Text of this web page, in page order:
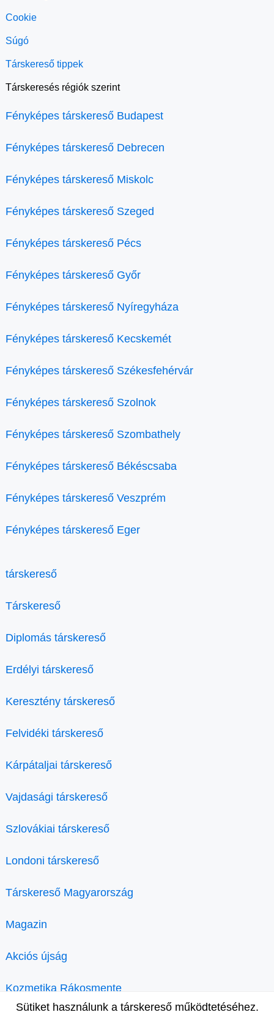
Cookie
Súgó
Társkereső tippek
Társkeresés régiók szerint
Fényképes társkereső Budapest
Fényképes társkereső Debrecen
Fényképes társkereső Miskolc
Fényképes társkereső Szeged
Fényképes társkereső Pécs
Fényképes társkereső Győr
Fényképes társkereső Nyíregyháza
Fényképes társkereső Kecskemét
Fényképes társkereső Székesfehérvár
Fényképes társkereső Szolnok
Fényképes társkereső Szombathely
Fényképes társkereső Békéscsaba
Fényképes társkereső Veszprém
Fényképes társkereső Eger
társkereső
Társkereső
Diplomás társkereső
Erdélyi társkereső
Keresztény társkereső
Felvidéki társkereső
Kárpátaljai társkereső
Vajdasági társkereső
Szlovákiai társkereső
Londoni társkereső
Társkereső Magyarország
Magazin
Akciós újság
Kozmetika Rákosmente
Sütiket használunk a társkereső működtetéséhez.